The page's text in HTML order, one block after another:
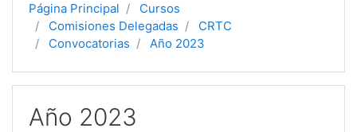
Página Principal
Cursos
Comisiones Delegadas
CRTC
Convocatorias
Año 2023
Año 2023